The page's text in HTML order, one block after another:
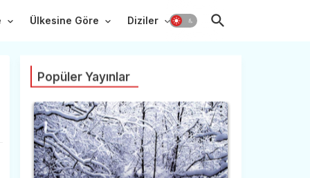
Ülkesine Göre Diziler
Popüler Yayınlar